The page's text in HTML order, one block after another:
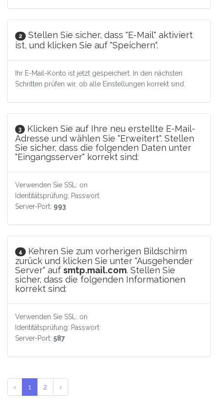
2
Stellen Sie sicher, dass "E-Mail" aktiviert
ist, und klicken Sie auf "Speichern".
Ihr E-Mail-Konto ist jetzt gespeichert. In den nächsten
Schritten prüfen wir, ob alle Einstellungen korrekt sind.
3
Klicken Sie auf Ihre neu erstellte E-Mail-
Adresse und wählen Sie "Erweitert". Stellen
Sie sicher, dass die folgenden Daten unter
"Eingangsserver" korrekt sind:
Verwenden Sie SSL: on
Identitätsprüfung: Passwort
Server-Port: 993
4
Kehren Sie zum vorherigen Bildschirm
zurück und klicken Sie unter "Ausgehender
Server" auf smtp.mail.com. Stellen Sie
sicher, dass die folgenden Informationen
korrekt sind:
Verwenden Sie SSL: on
Identitätsprüfung: Passwort
Server-Port: 587
‹ 1 2 ›